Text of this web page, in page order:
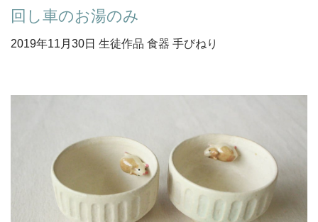
回し車のお湯のみ
2019年11月30日 生徒作品 食器 手びねり